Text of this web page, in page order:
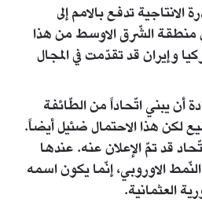
تدفع بالامم إلى
منطقة الشّرق الاوسط من هذا
وإيران قد تقدّمت في المجال
أن يبني اتّحاداً من الطّائفة
لكن هذا الاحتمال ضئيل أيضاً.
قد تمّ الإعلان عنه. عندها
الاوروبي، إنّما يكون اسمه
العثمانية.